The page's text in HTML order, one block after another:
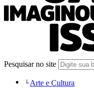
Pesquisar no site
Arte e Cultura